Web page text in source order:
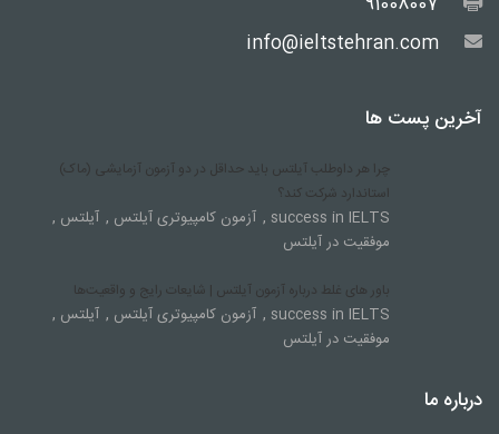
info@ieltstehran.com
آخرین پست ها
چرا هر داوطلب آیلتس باید حداقل در دو آزمون آزمایشی (ماک)
استاندارد شرکت کند؟
success in IELTS
, آزمون کامپیوتری آیلتس , آیلتس ,
موفقیت در آیلتس
باور های غلط درباره آزمون آیلتس | شایعات رایج و واقعیت‌ها
success in IELTS
, آزمون کامپیوتری آیلتس , آیلتس ,
موفقیت در آیلتس
درباره ما